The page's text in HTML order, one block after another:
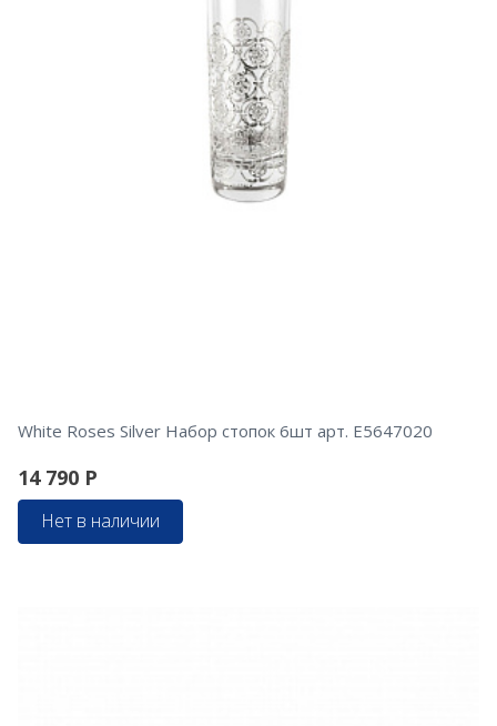
White Roses Silver Набор стопок 6шт арт. E5647020
14 790 Р
Нет в наличии